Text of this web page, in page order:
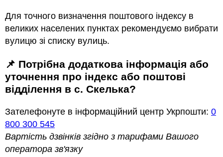
Для точного визначення поштового індексу в
великих населених пунктах рекомендуємо вибрати
вулицю зі списку вулиць.
📌 Потрібна додаткова інформація або
уточнення про індекс або поштові
відділення в с. Скелька?
Зателефонуте в інформаційний центр Укрпошти: 0
800 300 545
Вартість дзвінків згідно з тарифами Вашого
оператора зв'язку